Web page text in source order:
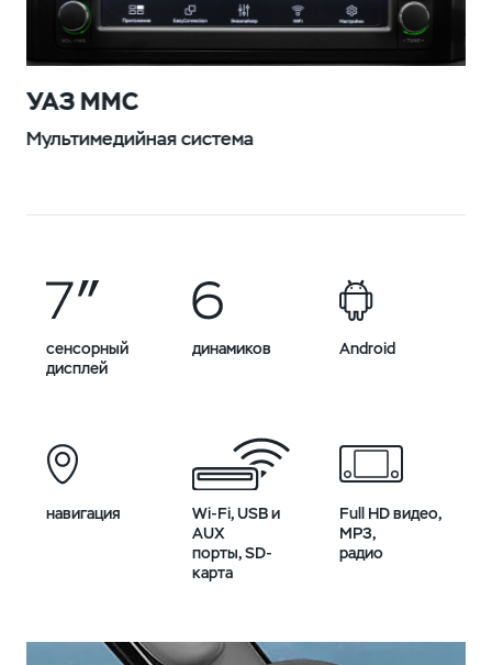
УАЗ ММС
Мультимедийная система
сенсорный
дисплей
динамиков Android
навигация
Wi-Fi, USB и
AUX
порты, SD-
карта
Full HD видео,
MP3,
радио